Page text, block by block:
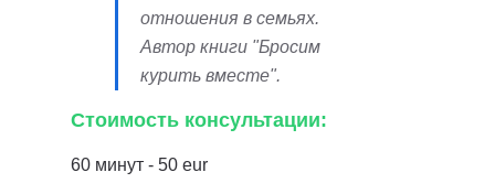
отношения в семьях.
Автор книги "Бросим
курить вместе".
Стоимость консультации:
60 минут - 50 eur